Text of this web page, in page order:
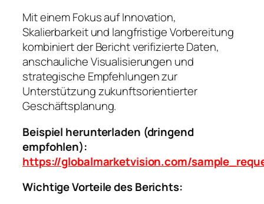
Mit einem Fokus auf Innovation,
Skalierbarkeit und langfristige Vorbereitung
kombiniert der Bericht verifizierte Daten,
anschauliche Visualisierungen und
strategische Empfehlungen zur
Unterstützung zukunftsorientierter
Geschäftsplanung.
Beispiel herunterladen (dringend
empfohlen):
https://globalmarketvision.com/
Wichtige Vorteile des Berichts: